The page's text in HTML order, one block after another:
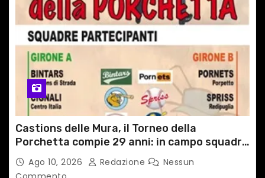
Castions delle Mura, il Torneo della
Porchetta compie 29 anni: in campo squadre
da tutta Italia e dall’estero
Ago 10, 2026 Redazione
Nessun